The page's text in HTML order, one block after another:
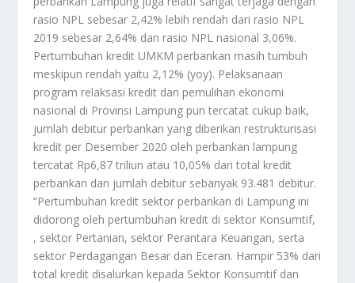
rasio NPL sebesar 2,42% lebih rendah dari rasio NPL
2019 sebesar 2,64% dan rasio NPL nasional 3,06%.
Pertumbuhan kredit UMKM perbankan masih tumbuh
meskipun rendah yaitu 2,12% (yoy). Pelaksanaan
program relaksasi kredit dan pemulihan ekonomi
nasional di Provinsi Lampung pun tercatat cukup baik,
jumlah debitur perbankan yang diberikan restrukturisasi
kredit per Desember 2020 oleh perbankan lampung
tercatat Rp6,87 triliun atau 10,05% dari total kredit
perbankan dan jumlah debitur sebanyak 93.481 debitur.
“Pertumbuhan kredit sektor perbankan di Lampung ini
didorong oleh pertumbuhan kredit di sektor Konsumtif,
, sektor Pertanian, sektor Perantara Keuangan, serta
sektor Perdagangan Besar dan Eceran. Hampir 53% dari
total kredit disalurkan kepada Sektor Konsumtif dan